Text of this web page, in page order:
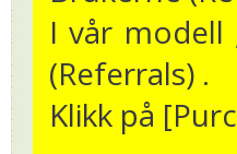
I vår modell
(Referrals) .
Klikk på